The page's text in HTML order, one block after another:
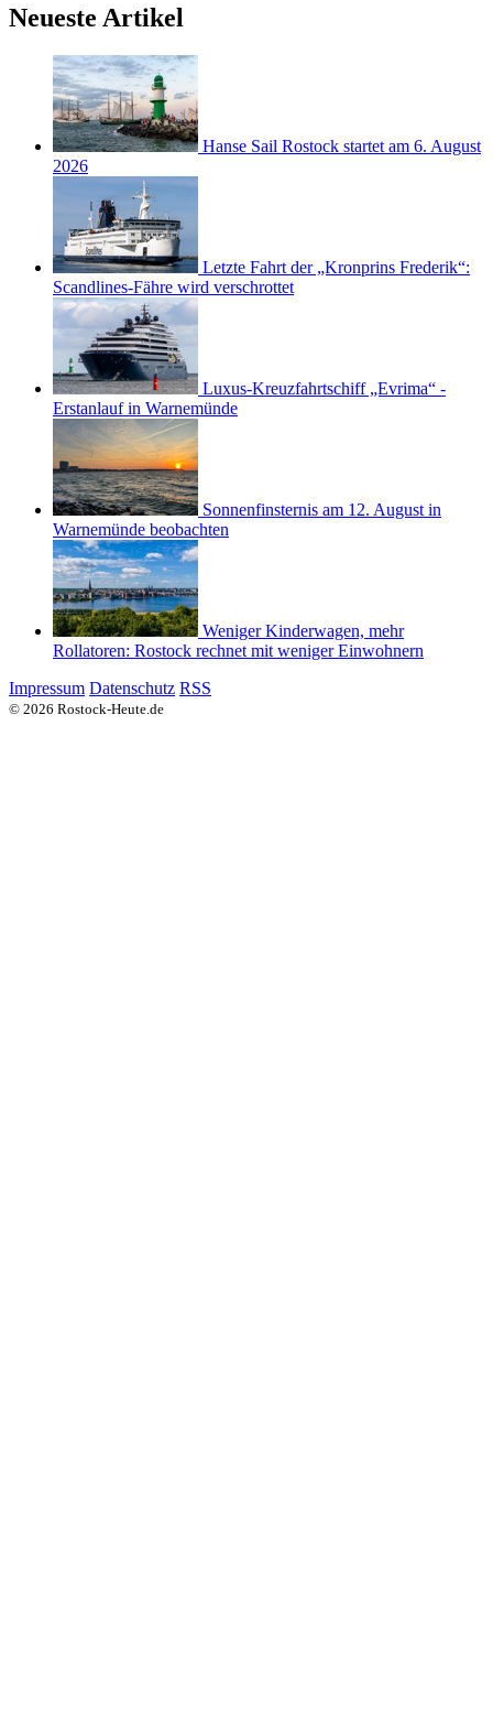
Neueste Artikel
Hanse Sail Rostock startet am 6. August
2026
Letzte Fahrt der „Kronprins Frederik“:
Scandlines-Fähre wird verschrottet
Luxus-Kreuzfahrtschiff „Evrima“ -
Erstanlauf in Warnemünde
Sonnenfinsternis am 12. August in
Warnemünde beobachten
Weniger Kinderwagen, mehr
Rollatoren: Rostock rechnet mit weniger Einwohnern
Impressum Datenschutz RSS
© 2026 Rostock-Heute.de